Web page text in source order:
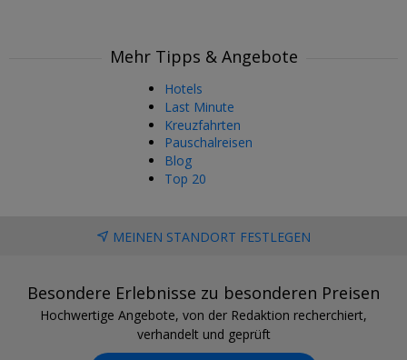
Mehr Tipps & Angebote
Hotels
Last Minute
Kreuzfahrten
Pauschalreisen
Blog
Top 20
MEINEN STANDORT FESTLEGEN
Besondere Erlebnisse zu besonderen Preisen
Hochwertige Angebote, von der Redaktion recherchiert,
verhandelt und geprüft